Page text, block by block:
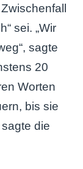
sei. „Wir
sagte
20
Worten
bis sie
die